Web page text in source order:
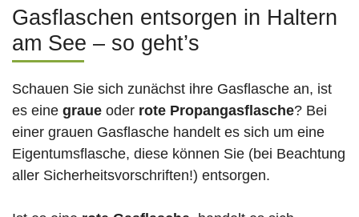
Gasflaschen entsorgen in Haltern
am See – so geht’s
Schauen Sie sich zunächst ihre Gasflasche an, ist
es eine graue oder rote Propangasflasche? Bei
einer grauen Gasflasche handelt es sich um eine
Eigentumsflasche, diese können Sie (bei Beachtung
aller Sicherheitsvorschriften!) entsorgen.